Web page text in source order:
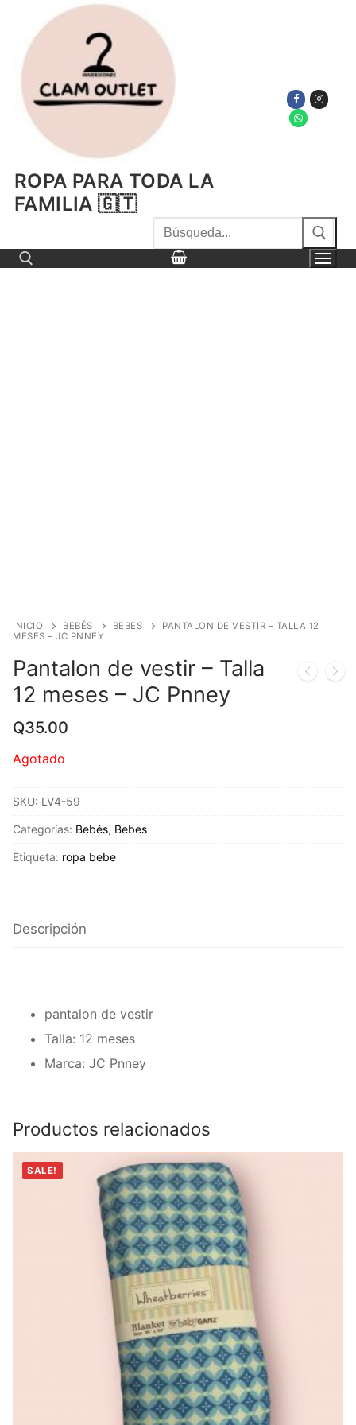
contenido
ROPA PARA TODA LA
FAMILIA 🇬🇹
Buscar
por:
INICIO BEBÉS BEBES
PANTALON DE VESTIR – TALLA 12
MESES – JC PNNEY
Pantalon de vestir – Talla
12 meses – JC Pnney
Q35.00
Agotado
SKU: LV4-59
Categorías: Bebés, Bebes
Etiqueta: ropa bebe
Descripción
pantalon de vestir
Talla: 12 meses
Marca: JC Pnney
Productos relacionados
SALE!